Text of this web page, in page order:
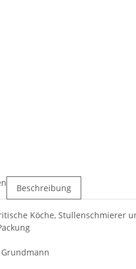
Beschreibung
Köche, Stullenschmierer